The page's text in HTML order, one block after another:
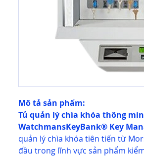
Mô tả sản phẩm:
Tủ quản lý chìa khóa thông
WatchmansKeyBank® Key
quản lý chìa khóa tiên tiến từ
đầu trong lĩnh vực sản phẩm